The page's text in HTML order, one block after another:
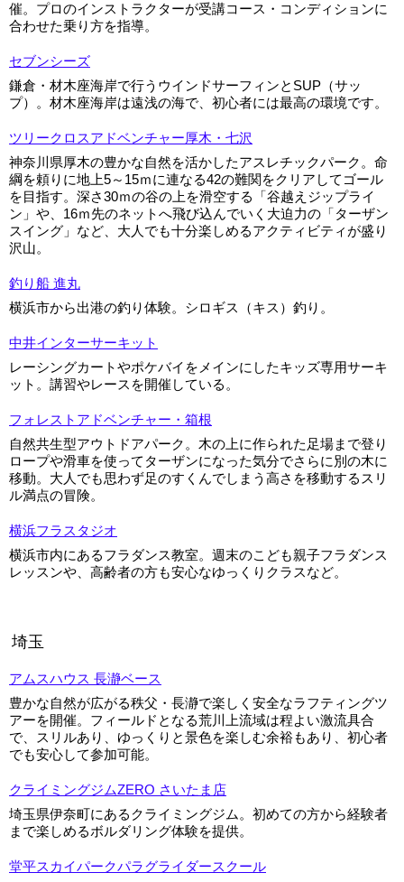
催。プロのインストラクターが受講コース・コンディションに
合わせた乗り方を指導。
セブンシーズ
鎌倉・材木座海岸で行うウインドサーフィンとSUP（サッ
プ）。材木座海岸は遠浅の海で、初心者には最高の環境です。
ツリークロスアドベンチャー厚木・七沢
神奈川県厚木の豊かな自然を活かしたアスレチックパーク。命
綱を頼りに地上5～15ｍに連なる42の難関をクリアしてゴール
を目指す。深さ30ｍの谷の上を滑空する「谷越えジップライ
ン」や、16ｍ先のネットへ飛び込んでいく大迫力の「ターザン
スイング」など、大人でも十分楽しめるアクティビティが盛り
沢山。
釣り船 進丸
横浜市から出港の釣り体験。シロギス（キス）釣り。
中井インターサーキット
レーシングカートやポケバイをメインにしたキッズ専用サーキ
ット。講習やレースを開催している。
フォレストアドベンチャー・箱根
自然共生型アウトドアパーク。木の上に作られた足場まで登り
ロープや滑車を使ってターザンになった気分でさらに別の木に
移動。大人でも思わず足のすくんでしまう高さを移動するスリ
ル満点の冒険。
横浜フラスタジオ
横浜市内にあるフラダンス教室。週末のこども親子フラダンス
レッスンや、高齢者の方も安心なゆっくりクラスなど。
埼玉
アムスハウス 長瀞ベース
豊かな自然が広がる秩父・長瀞で楽しく安全なラフティングツ
アーを開催。フィールドとなる荒川上流域は程よい激流具合
で、スリルあり、ゆっくりと景色を楽しむ余裕もあり、初心者
でも安心して参加可能。
クライミングジムZERO さいたま店
埼玉県伊奈町にあるクライミングジム。初めての方から経験者
まで楽しめるボルダリング体験を提供。
堂平スカイパークパラグライダースクール